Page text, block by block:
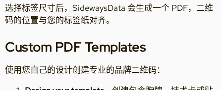
选择标签尺寸后，SidewaysData 会生成一个 PDF，二维
码的位置与您的标签纸对齐。
Custom PDF Templates
使用您自己的设计创建专业的品牌二维码：